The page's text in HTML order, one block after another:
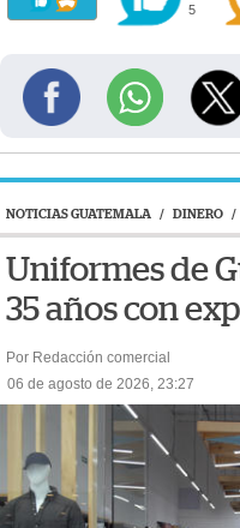
5
NOTICIAS GUATEMALA / DINERO /
Uniformes de
35 años con
Por Redacción comercial
06 de agosto de 2026, 23:27